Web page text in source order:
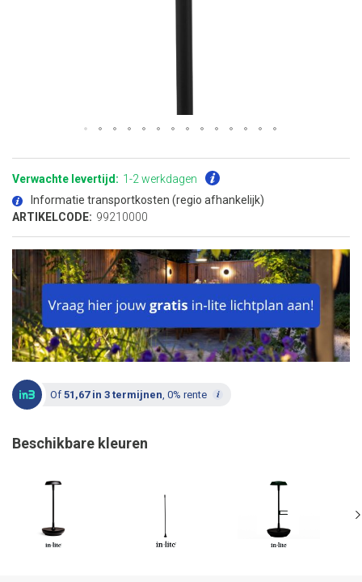
naar
begin
de
afbeeldingen-
Verwachte levertijd: 1-2 werkdagen
Informatie transportkosten (regio afhankelijk)
ARTIKELCODE: 99210000
Of 51,67 in 3 termijnen, 0% rente
Beschikbare kleuren